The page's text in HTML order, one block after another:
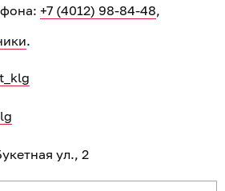
+7 (4012) 98-84-48,
.
ул., 2